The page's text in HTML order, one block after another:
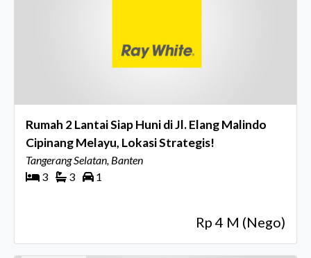
Rumah 2 Lantai Siap Huni di Jl. Elang Malindo
Cipinang Melayu, Lokasi Strategis!
Tangerang Selatan, Banten
3
3 1
Rp 4 M (Nego)